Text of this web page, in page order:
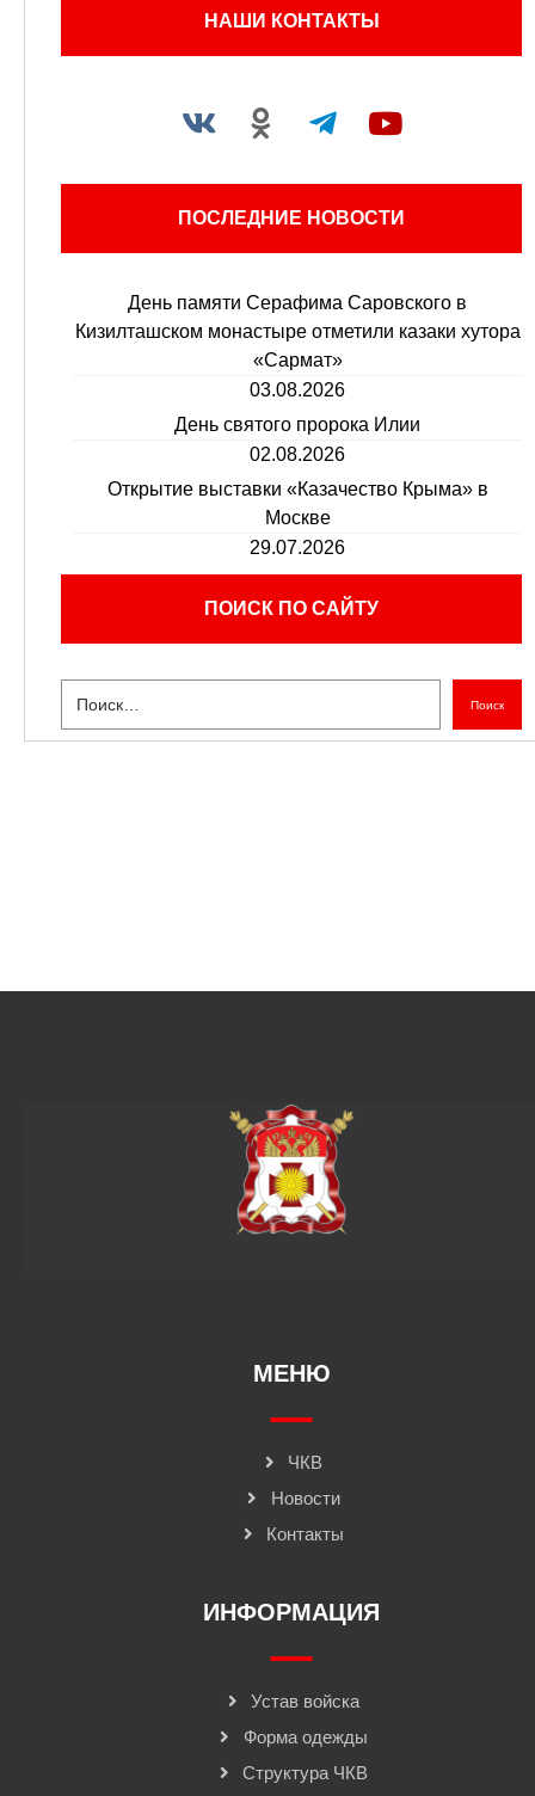
НАШИ КОНТАКТЫ
ПОСЛЕДНИЕ НОВОСТИ
День памяти Серафима Саровского в
Кизилташском монастыре отметили казаки хутора
«Сармат»
03.08.2026
День святого пророка Илии
02.08.2026
Открытие выставки «Казачество Крыма» в
Москве
29.07.2026
ПОИСК ПО САЙТУ
Поиск
МЕНЮ
ЧКВ
Новости
Контакты
ИНФОРМАЦИЯ
Устав войска
Форма одежды
Структура ЧКВ